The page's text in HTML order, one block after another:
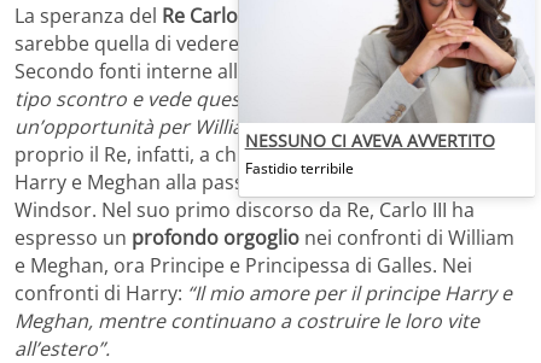
La speranza del Re Carlo III
, padre dei due uomini,
sarebbe quella di vedere di
nuovo la pacein famiglia.
Secondo fonti interne alla famiglia, Carlo“odia qualsiasi
tipo scontro e vede questo periodo di lutto come
un’opportunità per William e Harry”. Sarebbe stato
proprio il Re, infatti, a chiedere a William diinvitare
Harry e Meghan alla passeggiata fuori dal castello di
Windsor. Nel suo primo discorso da Re, Carlo III ha
espresso un profondo orgoglio nei confronti di William
e Meghan, ora Principe e Principessa di Galles. Nei
confronti di Harry: “Il mio amore per il principe Harry e
Meghan, mentre continuano a costruire le loro vite
all’estero”.
NESSUNO CI AVEVA AVVERTITO
Fastidio terribile